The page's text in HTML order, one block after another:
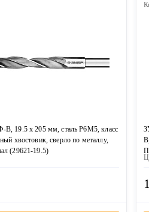
19.5 х 205 мм, сталь Р6М5, класс
хвостовик, сверло по металлу,
(29621-19.5)